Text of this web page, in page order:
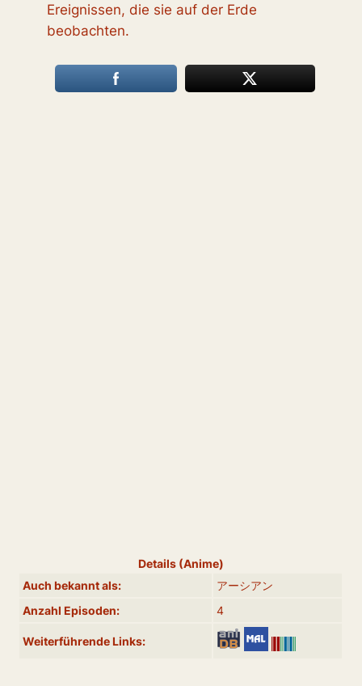
Ereignissen, die sie auf der Erde
beobachten.
Details (Anime)
Auch bekannt als:
アーシアン
Anzahl Episoden:
4
Weiterführende Links: